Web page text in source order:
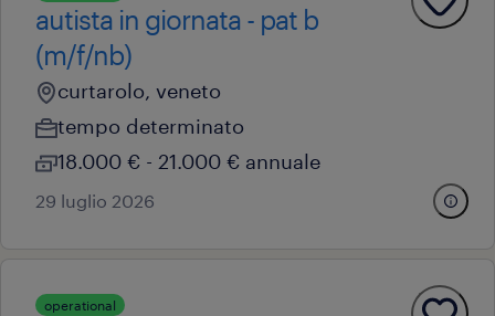
autista in giornata - pat b
(m/f/nb)
curtarolo, veneto
tempo determinato
18.000 € - 21.000 € annuale
29 luglio 2026
operational